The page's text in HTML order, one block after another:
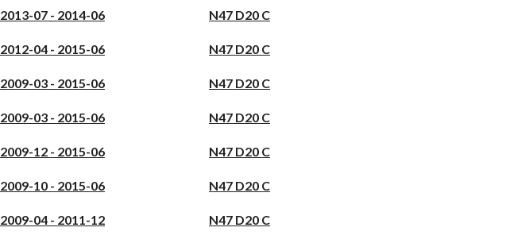
2013-07 - 2014-06 N47 D20 C
2012-04 - 2015-06 N47 D20 C
2009-03 - 2015-06 N47 D20 C
2009-03 - 2015-06 N47 D20 C
2009-12 - 2015-06 N47 D20 C
2009-10 - 2015-06 N47 D20 C
2009-04 - 2011-12 N47 D20 C